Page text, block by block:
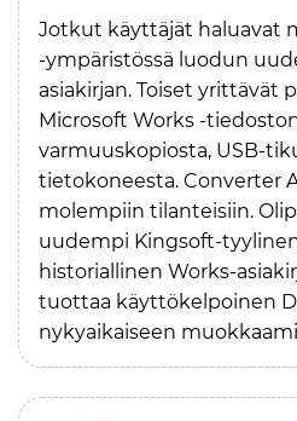
Jotkut käyttäjät haluavat
-ympäristössä luodun
asiakirjan. Toiset yrittävät
Microsoft Works -
varmuuskopiosta, USB-
tietokoneesta. Converter
molempiin tilanteisiin.
uudempi Kingsoft-
historiallinen Works-
tuottaa käyttökelpoinen
nykyaikaiseen